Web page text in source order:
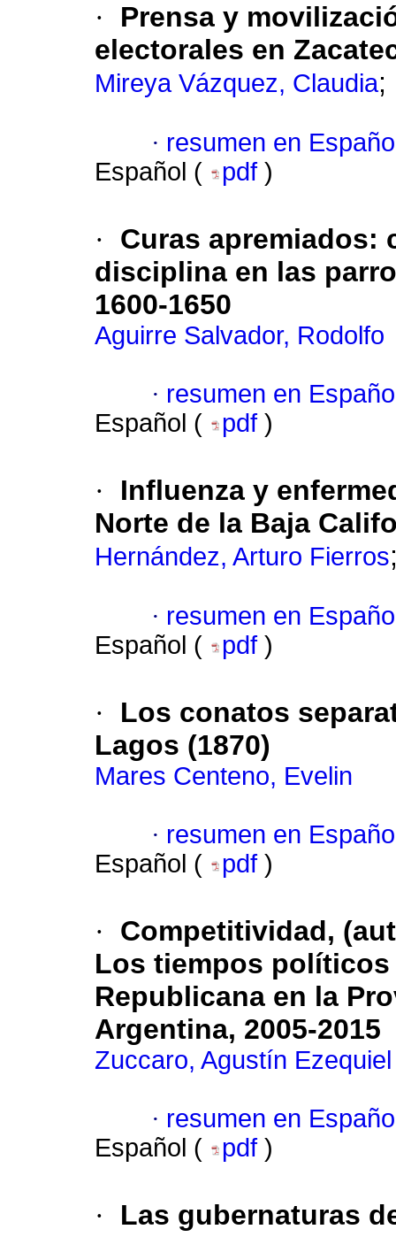
·
Prensa y
electorales en
Mireya Vázquez, Claudia;
· resumen en
Español (
pdf )
·
Curas apremiados:
disciplina en las
1600-1650
Aguirre Salvador, Rodolfo
· resumen en
Español (
pdf )
·
Influenza y
Norte de la Baja
Hernández, Arturo Fierros
· resumen en
Español (
pdf )
·
Los conatos
Lagos (1870)
Mares Centeno, Evelin
· resumen en
Español (
pdf )
·
Competitividad,
Los tiempos
Republicana en la
Argentina, 2005-2015
Zuccaro, Agustín Ezequiel
· resumen en
Español (
pdf )
·
Las gubernaturas